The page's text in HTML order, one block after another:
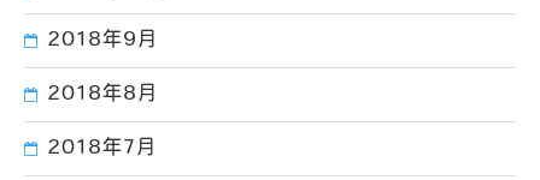
2018年9月
2018年8月
2018年7月